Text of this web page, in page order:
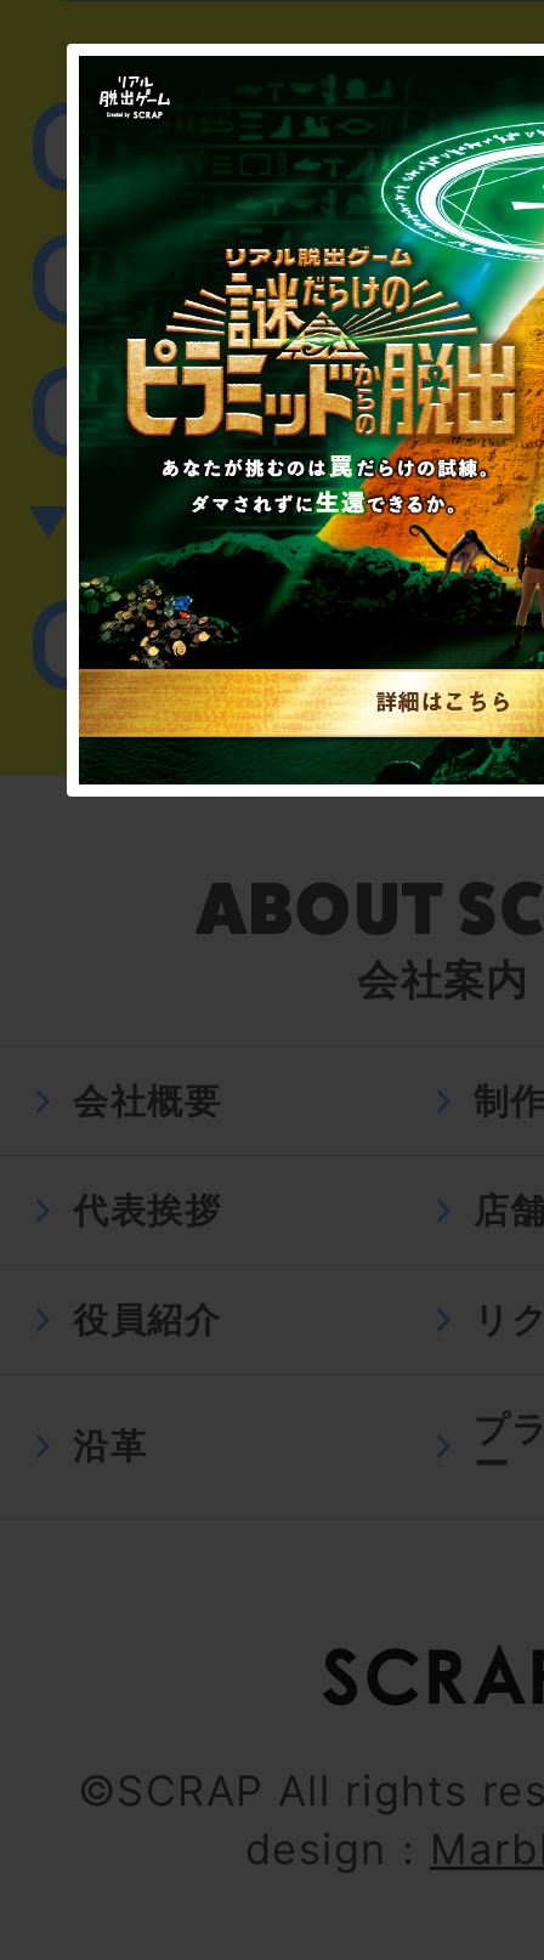
▼企業／法人の方
リアル脱出ゲーム制作
取材に関するお
その他のご相談／
▼英語、中国語でのお問
English／
会社案内
会社概要 制
代表挨拶 店
役員紹介 リ
沿革
プ
ー
©SCRAP All rights
design：